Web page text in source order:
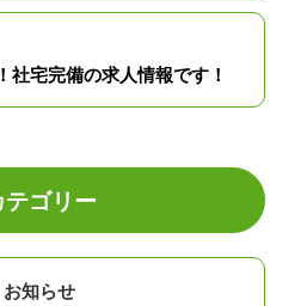
社宅完備の求人情報です！
テゴリー
お知らせ